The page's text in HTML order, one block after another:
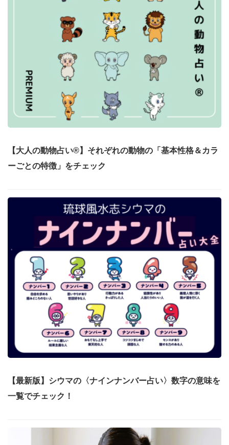
【大人の動物占い®】それぞれの動物の「基本性格＆カラ
ーごとの特徴」をチェック
【最新版】シウマの〈ナインナンバー占い〉数字の意味を
一覧でチェック！